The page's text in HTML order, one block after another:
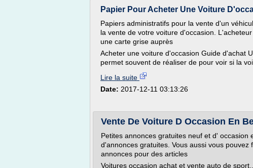
Papier Pour Acheter Une Voiture
Papiers administratifs pour la vente d'un
la vente de votre voiture d'occasion.
une carte grise auprès
Acheter une voiture d'occasion Guide d'achat
permet souvent de réaliser de pour voir si la
Lire la suite
Date: 2017-12-11 03:13:26
Vente De Voiture D Occasion En
Petites annonces gratuites neuf et d'
d'annonces gratuites. Vous aussi vous
annonces pour des articles
Voitures occasion achat et vente auto de